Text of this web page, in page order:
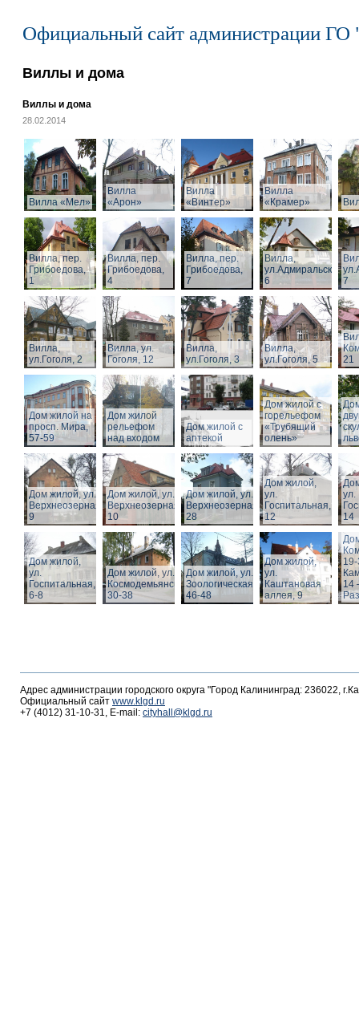
Официальный сайт администрации ГО
Виллы и дома
Виллы и дома
28.02.2014
Вилла «Мел»
Вилла
«Арон»
Вилла
«Винтер»
Вилла
«Крамер»
Вилла, пер.
Грибоедова,
1
Вилла, пер.
Грибоедова,
4
Вилла, пер.
Грибоедова,
7
Вилла,
ул.Адмиральская,
6
7
Вилла,
ул.Гоголя, 2
Вилла, ул.
Гоголя, 12
Вилла,
ул.Гоголя, 3
Вилла,
ул.Гоголя, 5
21
Дом жилой на
просп. Мира,
57-59
Дом жилой
рельефом
над входом
Дом жилой с
аптекой
Дом жилой с
горельефом
«Трубящий
олень»
Дом жилой, ул.
Верхнеозерная,
9
Дом жилой, ул.
Верхнеозерная,
10
Дом жилой, ул.
Верхнеозерная,
28
Дом жилой,
ул.
Госпитальная,
12
ул.
14
Дом жилой,
ул.
Госпитальная,
6-8
Дом жилой, ул. З.
Космодемьянской
30-38
Дом жилой, ул.
Зоологическая,
46-48
Дом жилой,
ул.
Каштановая
аллея, 9
14
Адрес администрации городского округа "Город Калининград: 236022,
Официальный сайт www.klgd.ru
+7 (4012) 31-10-31, E-mail: cityhall@klgd.ru